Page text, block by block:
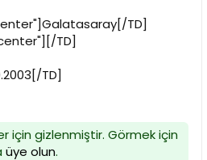
TD]
TD]
TD]
için gizlenmiştir. Görmek için
üye olun.